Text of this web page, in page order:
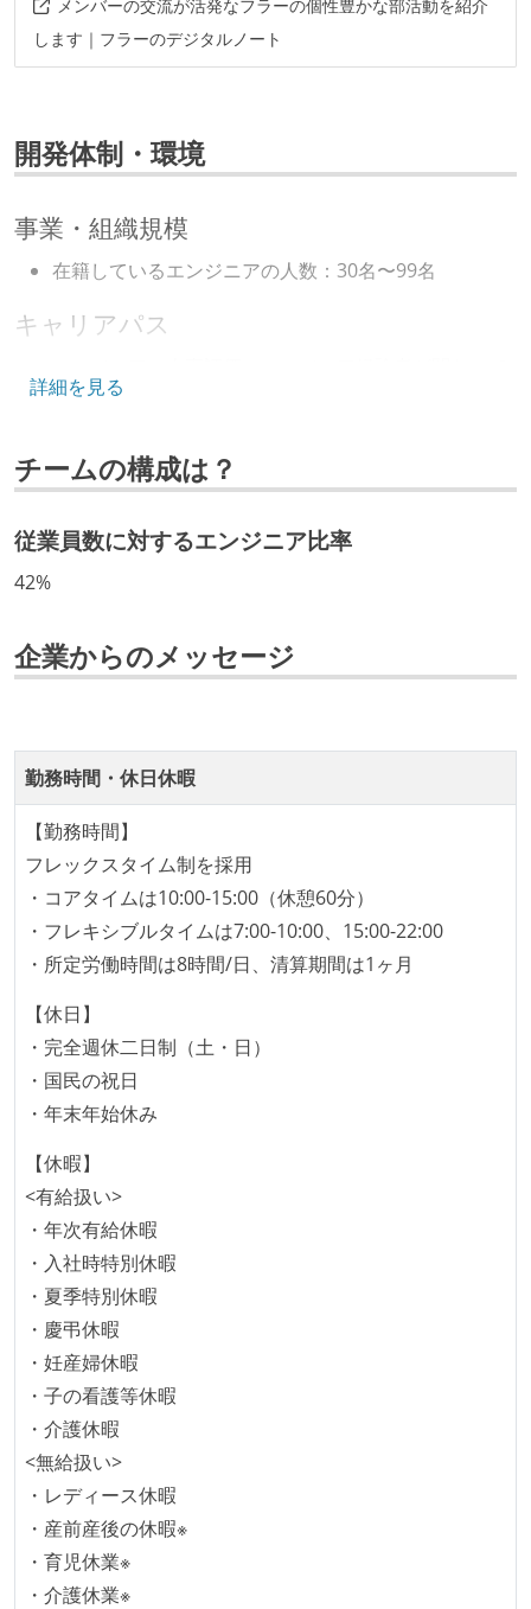
メンバーの交流が活発なフラーの個性豊かな部活動を紹介
します｜フラーのデジタルノート
開発体制・環境
事業・組織規模
在籍しているエンジニアの人数：30名〜99名
キャリアパス
いる
技術カルチャー
CTO またはそれに準じる、技術やワークフローの標準
化を行う役割の人・部門が存在する
取締役（社内）または執行役員として、エンジニアリ
開発メンバーの裁量
タスクの見積もりは、実装を担当するメンバーが中心
となって行う
全体のスケジュール管理は、途中の成果を随時確認し
ながら、納期または盛り込む機能を柔軟に調整する形
で行う
プロダクトの開発言語やフレームワークなど主要な構
成技術は、基本的に最新版より1年以上ビハインドし
コード品質向上のための取り組み
本番にデプロイされるコードには、全てコードレビュ
ーまたはペアプログラミングを実施している
「リファクタリングは随時行われるべき」という価値
観をメンバー全員が共有しており、日常的に実施して
いる
何らかのコーディング規約をチーム全体で遵守するよ
うにしている
テストの実施度
ほとんどのプロダクトコードに単体テストを記述、実
施している
ほとんどの機能に受け入れテストを記述、実施してい
る
機能の実装と同時にテストコードを記述している
想定される複数環境での品質チェックを義務づけてい
る
詳細を見る
チームの構成は？
従業員数に対するエンジニア比率
42%
企業からのメッセージ
勤務時間・休日休暇
【勤務時間】
フレックスタイム制を採用
・コアタイムは10:00-15:00（休憩60分）
・フレキシブルタイムは7:00-10:00、15:00-22:00
・所定労働時間は8時間/日、清算期間は1ヶ月
【休日】
・完全週休二日制（土・日）
・国民の祝日
・年末年始休み
【休暇】
<有給扱い>
・年次有給休暇
・入社時特別休暇
・夏季特別休暇
・慶弔休暇
・妊産婦休暇
・子の看護等休暇
・介護休暇
<無給扱い>
・レディース休暇
・産前産後の休暇※
・育児休業※
・介護休業※